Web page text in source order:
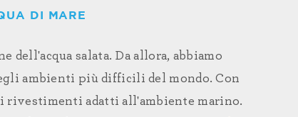
DI MARE
dell'acqua salata. Da allora, abbiamo
ambienti più difficili del mondo. Con
rivestimenti adatti all'ambiente marino.